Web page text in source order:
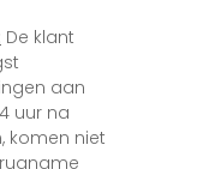
De klant
aan
uur na
komen niet